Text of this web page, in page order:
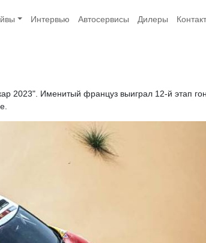
Интервью Автосервисы Дилеры
2023". Именитый француз выиграл 12-й этап